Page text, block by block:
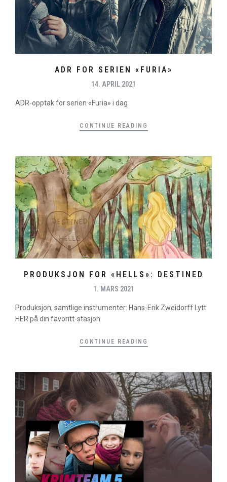
ADR FOR SERIEN «FURIA»
14. APRIL 2021
ADR-opptak for serien «Furia» i dag
CONTINUE READING
PRODUKSJON FOR «HELLS»: DESTINED
1. MARS 2021
Produksjon, samtlige instrumenter: Hans-Erik Zweidorff Lytt
HER på din favoritt-stasjon
CONTINUE READING